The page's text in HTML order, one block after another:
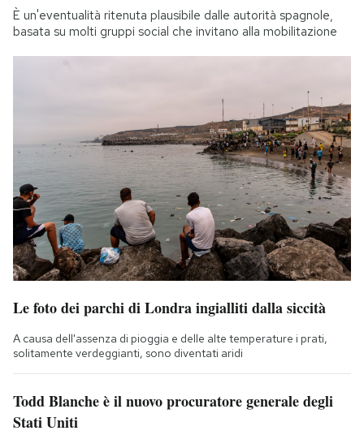
È un'eventualità ritenuta plausibile dalle autorità spagnole,
basata su molti gruppi social che invitano alla mobilitazione
Le foto dei parchi di Londra ingialliti dalla siccità
A causa dell'assenza di pioggia e delle alte temperature i prati,
solitamente verdeggianti, sono diventati aridi
Todd Blanche è il nuovo procuratore generale degli
Stati Uniti